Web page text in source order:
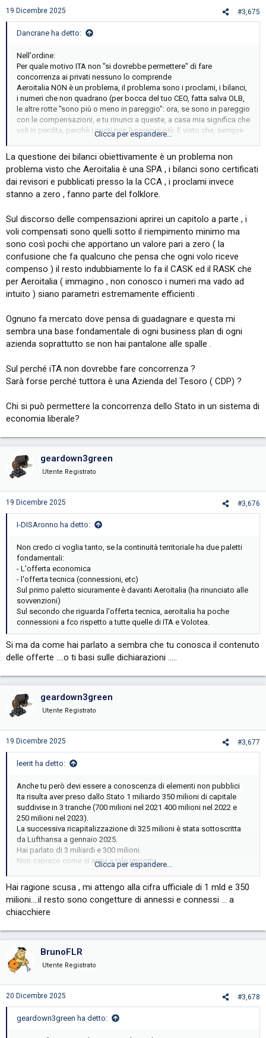
19 Dicembre 2025 #3,675
Dancrane ha detto:
Nell'ordine:
Per quale motivo ITA non "si dovrebbe permettere" di fare
concorrenza ai privati nessuno lo comprende
Aeroitalia NON è un problema, il problema sono i proclami, i bilanci,
i numeri che non quadrano (per bocca del tuo CEO, fatta salva OLB,
le altre rotte "sono più o meno in pareggio": ora, se sono in pareggio
con le compensazioni, e tu rinunci a queste, a casa mia significa che
voli in perdita, perchè i conti non li pareggi più. E visto che, sempre
per bocca del tuo CEO, le sovvenzioni pesano per "il 50/55% circa
dei ricavi", posso permettermi di dubitare dei numeri?)
Aeroitalia NON è il problema: Aeroitalia HA un problema di fondo
con la banale differenza ricavi-costi, con la strategia di mercato,
con le dichiarazioni roboanti "Ce ne andremo dalla Sardegna" per
poi partecipare alla gara, con gli "avvocati più bravi del mondo" e
perchè hai una pagliuzza in un occhio sono le contraddizioni tra
quanto dice e quanto poi fa il tuo CEO.
Clicca per espandere...
La questione dei bilanci obiettivamente è un problema non
problema visto che Aeroitalia è una SPA , i bilanci sono certificati
dai revisori e pubblicati presso la la CCA , i proclami invece
stanno a zero , fanno parte del folklore.
Sul discorso delle compensazioni aprirei un capitolo a parte , i
voli compensati sono quelli sotto il riempimento minimo ma
sono così pochi che apportano un valore pari a zero ( la
confusione che fa qualcuno che pensa che ogni volo riceve
compenso ) il resto indubbiamente lo fa il CASK ed il RASK che
per Aeroitalia ( immagino , non conosco i numeri ma vado ad
intuito ) siano parametri estremamente efficienti .
Ognuno fa mercato dove pensa di guadagnare e questa mi
sembra una base fondamentale di ogni business plan di ogni
azienda soprattutto se non hai pantalone alle spalle .
Sul perché iTA non dovrebbe fare concorrenza ?
Sarà forse perché tuttora è una Azienda del Tesoro ( CDP) ?
Chi si può permettere la concorrenza dello Stato in un sistema di
economia liberale?
geardown3green
Utente Registrato
19 Dicembre 2025 #3,676
I-DISAronno ha detto:
Non credo ci voglia tanto, se la continuità territoriale ha due paletti
fondamentali:
- L'offerta economica
- l'offerta tecnica (connessioni, etc)
Sul primo paletto sicuramente è davanti Aeroitalia (ha rinunciato alle
sovvenzioni)
Sul secondo che riguarda l'offerta tecnica, aeroitalia ha poche
connessioni a fco rispetto a tutte quelle di ITA e Volotea.
Si ma da come hai parlato a sembra che tu conosca il contenuto
delle offerte ….o ti basi sulle dichiarazioni …..
geardown3green
Utente Registrato
19 Dicembre 2025 #3,677
leerit ha detto:
Anche tu però devi essere a conoscenza di elementi non pubblici
Ita risulta aver preso dallo Stato 1 miliardo 350 milioni di capitale
suddivise in 3 tranche (700 milioni nel 2021 400 milioni nel 2022 e
250 milioni nel 2023).
La successiva ricapitalizzazione di 325 milioni è stata sottoscritta
da Lufthansa a gennaio 2025.
Hai parlato di 3 miliardi e 300 milioni.
Non capisco come si arrivi a tale importo.
E lo chiedo con curiosità e non con spirito polemico
Clicca per espandere...
Hai ragione scusa , mi attengo alla cifra ufficiale di 1 mld e 350
milioni….il resto sono congetture di annessi e connessi … a
chiacchiere
BrunoFLR
Utente Registrato
20 Dicembre 2025 #3,678
geardown3green ha detto: